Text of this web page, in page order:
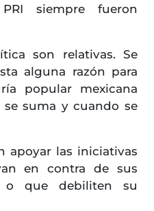
siempre fueron
son relativas. Se
alguna razón para
popular mexicana
suma y cuando se
apoyar las iniciativas
en contra de sus
o que debiliten su